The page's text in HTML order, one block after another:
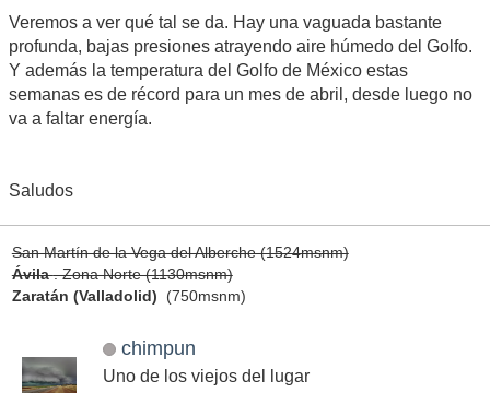
Veremos a ver qué tal se da. Hay una vaguada bastante
profunda, bajas presiones atrayendo aire húmedo del Golfo.
Y además la temperatura del Golfo de México estas
semanas es de récord para un mes de abril, desde luego no
va a faltar energía.
Saludos
San Martín de la Vega del Alberche (1524msnm)
Ávila. Zona Norte (1130msnm)
Zaratán (Valladolid) (750msnm)
chimpun
Uno de los viejos del lugar